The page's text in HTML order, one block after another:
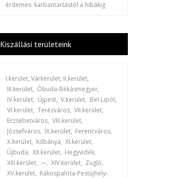
érdemes: karbantartástól a hibákig
Kiszállási területeink
I.kerület, Várkerület, II.kerület,
III.kerület, Óbuda-Békásmegyer,
IV.kerület, Újpest, V.kerület, Bel-Lipót,
VI.kerület, Terézváros, VII.kerület,
Erzsébetváros, VIII.kerület,
Józsefváros, IX.kerület, Ferencváros,
X.kerület, Kőbánya, XI.kerület,
Újbuda, XII.kerület, Hegyvidék,
XIII.kerület, —, XIV.kerület, Zugló,
XV.kerület, Rákospalota-Pestújhely-